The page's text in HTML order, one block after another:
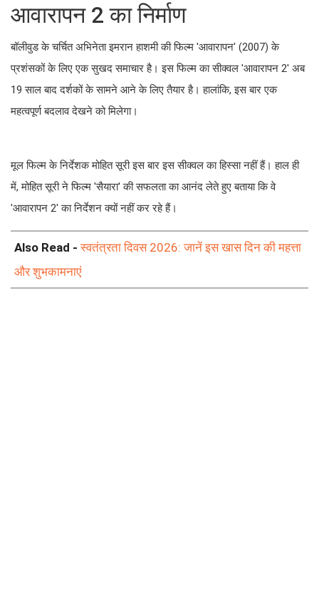
आवारापन 2 का निर्माण
बॉलीवुड के चर्चित अभिनेता इमरान हाशमी की फिल्म 'आवारापन' (2007) के
प्रशंसकों के लिए एक सुखद समाचार है। इस फिल्म का सीक्वल 'आवारापन 2' अब
19 साल बाद दर्शकों के सामने आने के लिए तैयार है। हालांकि, इस बार एक
महत्वपूर्ण बदलाव देखने को मिलेगा।
मूल फिल्म के निर्देशक मोहित सूरी इस बार इस सीक्वल का हिस्सा नहीं हैं। हाल ही
में, मोहित सूरी ने फिल्म 'सैयारा' की सफलता का आनंद लेते हुए बताया कि वे
'आवारापन 2' का निर्देशन क्यों नहीं कर रहे हैं।
Also Read -स्वतंत्रता दिवस 2026: जानें इस खास दिन की महत्ता
और शुभकामनाएं